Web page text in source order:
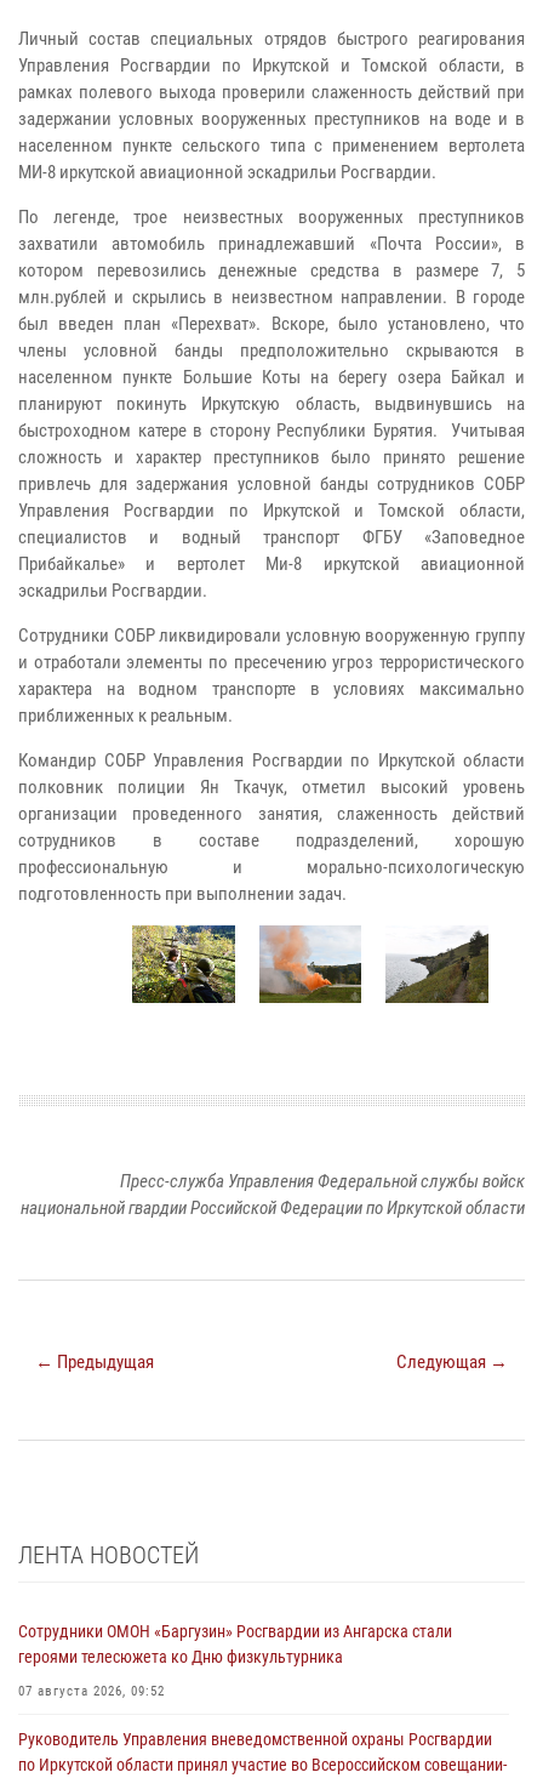
Личный состав специальных отрядов быстрого реагирования
Управления Росгвардии по Иркутской и Томской области, в
рамках полевого выхода проверили слаженность действий при
задержании условных вооруженных преступников на воде и в
населенном пункте сельского типа с применением вертолета
МИ-8 иркутской авиационной эскадрильи Росгвардии.
По легенде, трое неизвестных вооруженных преступников
захватили автомобиль принадлежавший «Почта России», в
котором перевозились денежные средства в размере 7, 5
млн.рублей и скрылись в неизвестном направлении. В городе
был введен план «Перехват». Вскоре, было установлено, что
члены условной банды предположительно скрываются в
населенном пункте Большие Коты на берегу озера Байкал и
планируют покинуть Иркутскую область, выдвинувшись на
быстроходном катере в сторону Республики Бурятия. Учитывая
сложность и характер преступников было принято решение
привлечь для задержания условной банды сотрудников СОБР
Управления Росгвардии по Иркутской и Томской области,
специалистов и водный транспорт ФГБУ «Заповедное
Прибайкалье» и вертолет Ми-8 иркутской авиационной
эскадрильи Росгвардии.
Сотрудники СОБР ликвидировали условную вооруженную группу
и отработали элементы по пресечению угроз террористического
характера на водном транспорте в условиях максимально
приближенных к реальным.
Командир СОБР Управления Росгвардии по Иркутской области
полковник полиции Ян Ткачук, отметил высокий уровень
организации проведенного занятия, слаженность действий
сотрудников в составе подразделений, хорошую
профессиональную и морально-психологическую
подготовленность при выполнении задач.
Пресс-служба Управления Федеральной службы войск
национальной гвардии Российской Федерации по Иркутской области
← Предыдущая Следующая →
ЛЕНТА НОВОСТЕЙ
Сотрудники ОМОН «Баргузин» Росгвардии из Ангарска стали
героями телесюжета ко Дню физкультурника
07 августа 2026, 09:52
Руководитель Управления вневедомственной охраны Росгвардии
по Иркутской области принял участие во Всероссийском совещании-